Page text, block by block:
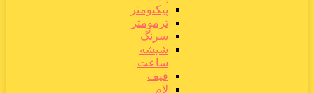
پیکنومتر
ترمومتر
سرنگ
شیشه
ساعت
قیف
لام